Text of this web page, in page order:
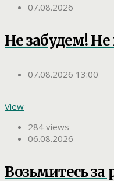
07.08.2026
Не забудем!
07.08.2026 13:00
View
284 views
06.08.2026
Возьмитесь за